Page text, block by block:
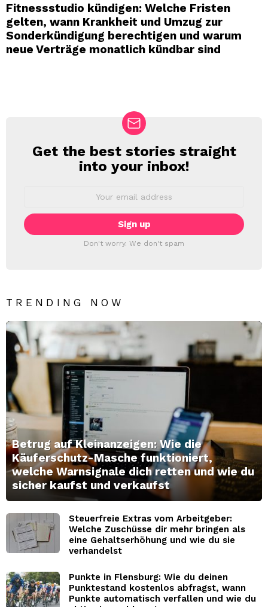
Fitnessstudio kündigen: Welche Fristen
gelten, wann Krankheit und Umzug zur
Sonderkündigung berechtigen und warum
neue Verträge monatlich kündbar sind
NEWSLETTER
Get the best stories straight
into your inbox!
Don't worry. We don't spam
TRENDING NOW
Betrug auf Kleinanzeigen: Wie die
Käuferschutz-Masche funktioniert,
welche Warnsignale dich retten und wie du
sicher kaufst und verkaufst
Steuerfreie Extras vom Arbeitgeber:
Welche Zuschüsse dir mehr bringen als
eine Gehaltserhöhung und wie du sie
verhandelst
Punkte in Flensburg: Wie du deinen
Punktestand kostenlos abfragst, wann
Punkte automatisch verfallen und wie du